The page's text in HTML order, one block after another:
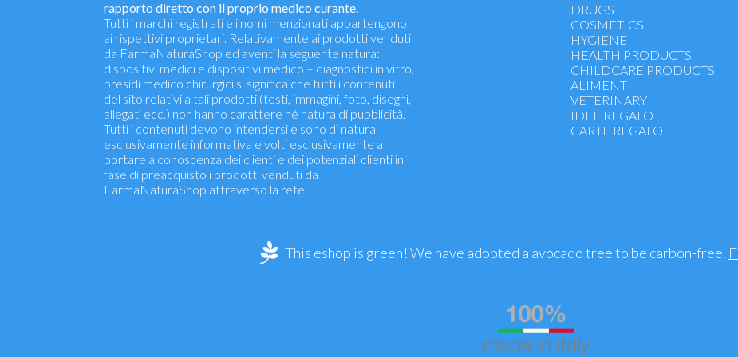
rapporto diretto con il proprio medico curante.
Tutti i marchi registrati e i nomi menzionati appartengono
ai rispettivi proprietari. Relativamente ai prodotti venduti
da FarmaNaturaShop ed aventi la seguente natura:
dispositivi medici e dispositivi medico – diagnostici in vitro,
presidi medico chirurgici si significa che tutti i contenuti
del sito relativi a tali prodotti (testi, immagini, foto, disegni,
allegati ecc.) non hanno carattere né natura di pubblicità.
Tutti i contenuti devono intendersi e sono di natura
esclusivamente informativa e volti esclusivamente a
portare a conoscenza dei clienti e dei potenziali clienti in
fase di preacquisto i prodotti venduti da
FarmaNaturaShop attraverso la rete.
Vitamins, minerals, iron
Energtics, tonics
Functionality urinary tract
Antioxidants - immune defence
Cholesterol, arteries, heart
Weight control, weight loss
Drainage and detox
Blood flow - Hemorrhoids
Psychological well-being - sleep
Hands, nails, hair
DRUGS
COSMETICS
HYGIENE
HEALTH PRODUCTS
CHILDCARE PRODUCTS
ALIMENTI
VETERINARY
IDEE REGALO
CARTE REGALO
This eshop is green! We have adopted a avocado tree to be carbon-free.